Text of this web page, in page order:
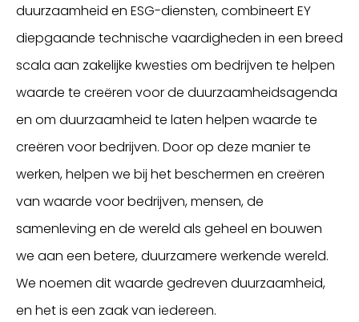
duurzaamheid en ESG-diensten, combineert EY
diepgaande technische vaardigheden in een breed
scala aan zakelijke kwesties om bedrijven te helpen
waarde te creëren voor de duurzaamheidsagenda
en om duurzaamheid te laten helpen waarde te
creëren voor bedrijven. Door op deze manier te
werken, helpen we bij het beschermen en creëren
van waarde voor bedrijven, mensen, de
samenleving en de wereld als geheel en bouwen
we aan een betere, duurzamere werkende wereld.
We noemen dit waarde gedreven duurzaamheid,
en het is een zaak van iedereen.